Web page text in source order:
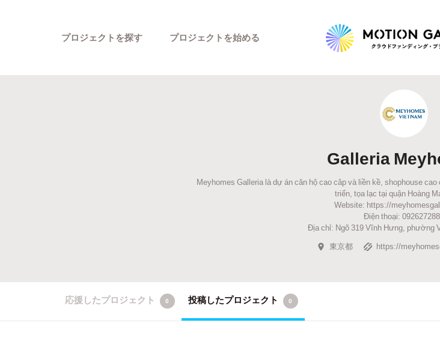
プロジェクトを探す
新着プロジェクト
Feature
カテゴリーから探す タグから探す キュレーターから探
Legendary
最新達成プロジェクト 調達額
プロジェクトを始める
Galleria
Meyhomes Galleria là dự án căn hộ cao câp và liền kề, shophouse
triển, tọa lạc tại quận Hoàng
Website: https://
Điện thoại:
Địa chỉ: Ngõ 319 Vĩnh Hưng, phường
東京都
https://
応援したプロジェクト 0 投稿したプロジェクト 0